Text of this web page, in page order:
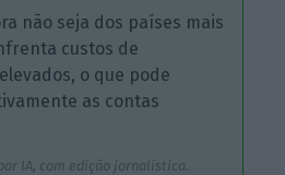
não seja dos países mais
custos de
o que pode
as contas
IA, com edição jornalística.